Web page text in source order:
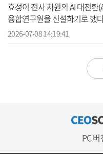
효성이 전사 차원의 AI 대전환
융합연구원을 신설하기로 했
다고 밝혔다. AI융합연구원은
2026-07-08 14:19:41
PC 버